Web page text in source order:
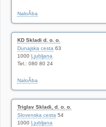
NaloÂba
KD Skladi d. o. o.
Dunajska cesta 63
1000 Ljubljana
Tel.: 080 80 24
NaloÂba
Triglav Skladi, d. o. o.
Slovenska cesta 54
1000 Ljubljana